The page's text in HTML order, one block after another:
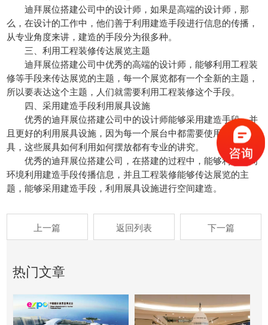
迪拜展位搭建公司中的设计师，如果是高端的设计师，那
么，在设计的工作中，他们善于利用建造手段进行信息的传播，
从专业角度来讲，建造的手段分为很多种。
三、利用工程装修传达展览主题
迪拜展位搭建公司中优秀的高端的设计师，能够利用工程装
修等手段来传达展览的主题，每一个展览都有一个全新的主题，
所以要表达这个主题，人们就需要利用工程装修这个手段。
四、采用建造手段利用展具设施
优秀的迪拜展位搭建公司中的设计师能够采用建造手段，并
且更好的利用展具设施，因为每一个展台中都需要使用大量的展
具，这些展具如何利用如何摆放都有专业的讲究。
优秀的迪拜展位搭建公司，在搭建的过程中，能够利用空间
环境利用建造手段传播信息，并且工程装修能够传达展览的主
题，能够采用建造手段，利用展具设施进行空间建造。
上一篇 返回列表 下一篇
热门文章